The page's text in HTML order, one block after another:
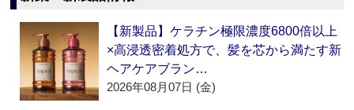
【新製品】ケラチン極限濃度6800倍以上
×高浸透密着処方で、髪を芯から満たす新
ヘアケアブラン…
2026年08月07日 (金)